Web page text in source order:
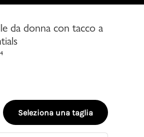
Scopri di più
da donna con tacco a
Seleziona una taglia